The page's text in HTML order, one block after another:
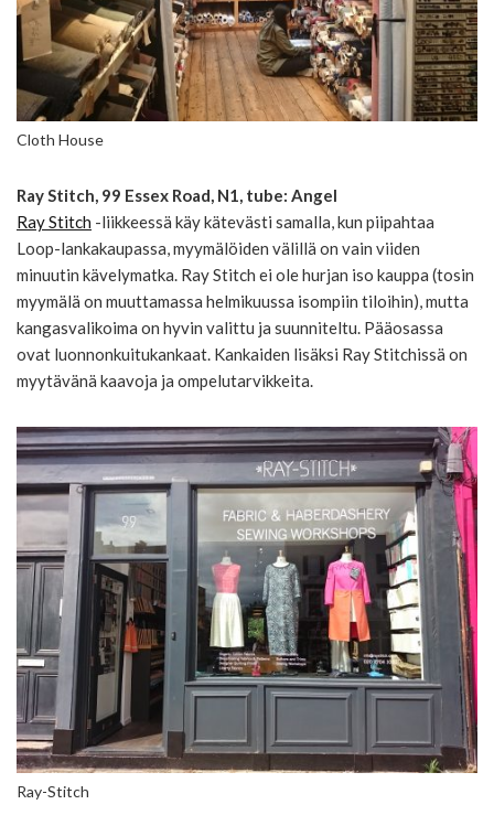
Cloth House
Ray Stitch, 99 Essex Road, N1, tube: Angel
Ray Stitch -liikkeessä käy kätevästi samalla, kun piipahtaa
Loop-lankakaupassa, myymälöiden välillä on vain viiden
minuutin kävelymatka. Ray Stitch ei ole hurjan iso kauppa (tosin
myymälä on muuttamassa helmikuussa isompiin tiloihin), mutta
kangasvalikoima on hyvin valittu ja suunniteltu. Pääosassa
ovat luonnonkuitukankaat. Kankaiden lisäksi Ray Stitchissä on
myytävänä kaavoja ja ompelutarvikkeita.
Ray-Stitch